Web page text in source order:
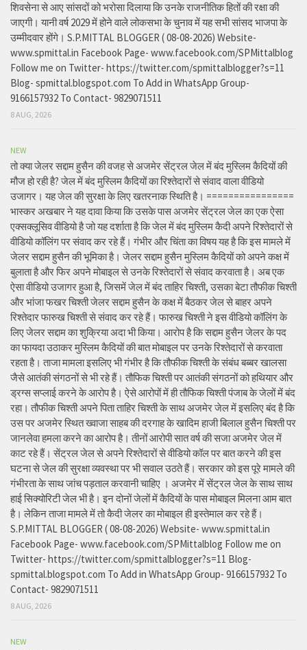
शिवसेना से आए सांसदों को भरोसा दिलाया कि उनके राजनीतिक हितों की रक्षा की
जाएगी। यानी वर्ष 2029 में होने वाले लोकसभा के चुनाव में यह सभी सांसद भाजपा के
उम्मीदवार होंगे। S.P.MITTAL BLOGGER ( 08-08-2026) Website-
www.spmittal.in Facebook Page- www.facebook.com/SPMittalblog
Follow me on Twitter- https://twitter.com/spmittalblogger?s=11
Blog- spmittal.blogspot.com To Add in WhatsApp Group-
9166157932 To Contact- 9829071511
8 AUG, 2026
NEW
तो क्या जेलर सद्दाम हुसैन की वजह से अजमेर सेंट्रल जेल में बंद मुस्लिम कैदियों की
मौज हो रही है? जेल में बंद मुस्लिम कैदियों का रिश्तेदारों से संवाद वाला वीडियो
उजागर। यह जेल की सुरक्षा के लिए खतरनाक स्थिति है। ================
भास्कर अखबार ने यह दावा किया कि उसके पास अजमेर सेंट्रल जेल का एक ऐसा
एक्सक्लूसिव वीडियो है जो यह दर्शाता है कि जेल में बंद मुस्लिम कैदी अपने रिश्तेदारों से
वीडियो कॉलिंग पर संवाद कर रहे हैं। गंभीर और चिंता का विषय यह है कि इस मामले में
जेलर सद्दाम हुसैन की भूमिका है। जेलर सद्दाम हुसैन मुस्लिम कैदियों को अपने कक्ष में
बुलाता है और फिर अपने मोबाइल से उनके रिश्तेदारों से संवाद करवाता है। अब एक
ऐसा वीडियो उजागर हुआ है, जिसमें जेल में बंद ताहिर चिश्ती, उसका बेटा तौफीक चिश्ती
और भांजा फखर चिश्ती जेलर सद्दाम हुसैन के कक्ष में बैठकर जेल से बाहर अपने
रिश्तेदार फारुख चिश्ती से संवाद कर रहे हैं। फारुख चिश्ती ने इस वीडियो कॉलिंग के
लिए जेलर सद्दाम का शुक्रिया अदा भी किया। आरोप है कि सद्दाम हुसैन जेलर के पद
का फायदा उठाकर मुस्लिम कैदियों की बात मोबाइल पर उनके रिश्तेदारों से करवाता
रहता है। ताजा मामला इसलिए भी गंभीर है कि तौफीक चिश्ती के संबंध बब्बर खालसा
जैसे आतंकी संगठनों से भी रहे हैं। तौफिक चिश्ती पर आतंकी संगठनों को हथियार और
ड्रग्स सप्लाई करने के आरोप है। ऐसे आरोपों में ही तौफिक चिश्ती पंजाब के जेलों में बंद
रहा। तौफीक चिश्ती अपने पिता ताहिर चिश्ती के साथ अजमेर जेल में इसलिए बंद है कि
उस पर अजमेर स्थित ख्वाजा साहब की दरगाह के खादिम हाजी बिलाल हुसैन चिश्ती पर
जानलेवा हमला करने का आरोप है। तीनों आरोपी सात वर्ष की सजा अजमेर जेल में
काट रहे हैं। सेंट्रल जेल से अपने रिश्तेदारों से वीडियो कॉल पर बात करने की इस
घटना से जेल की सुरक्षा व्यवस्था पर भी सवाल उठते हैं। सरकार को इस पूरे मामले की
गंभीरता के साथ जांच पड़ताल करवानी चाहिए । अजमेर में सेंट्रल जेल के साथ साथ
हाई सिक्योरिटी जेल भी है। इन दोनों जेलों में कैदियों के पास मोबाइल मिलना आम बात
है। लेकिन ताजा मामले में तो कैदी जेलर का मोबाइल ही इस्तेमाल कर रहे हैं।
S.P.MITTAL BLOGGER ( 08-08-2026) Website- www.spmittal.in
Facebook Page- www.facebook.com/SPMittalblog Follow me on
Twitter- https://twitter.com/spmittalblogger?s=11 Blog-
spmittal.blogspot.com To Add in WhatsApp Group- 9166157932 To
Contact- 9829071511
8 AUG, 2026
NEW